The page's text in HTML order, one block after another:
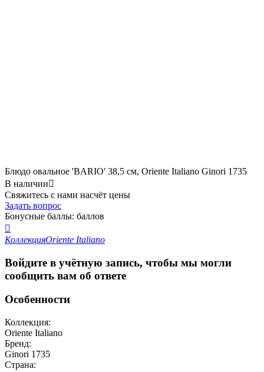
Блюдо овальное 'BARIO' 38,5 см, Oriente Italiano Ginori 1735
В наличии
Свяжитесь с нами насчёт цены
Задать вопрос
Бонусные баллы: баллов

КоллекцияOriente Italiano
Войдите в учётную запись, чтобы мы могли
сообщить вам об ответе
Особенности
Коллекция:
Oriente Italiano
Бренд:
Ginori 1735
Страна: